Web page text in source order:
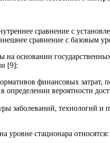
сравнение с
сравнение с базовым
основании
[9]:
финансовых затрат,
вероятности
заболеваний, технологий и
стационара